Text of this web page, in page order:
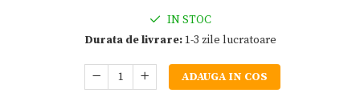
IN STOC
Durata de livrare:1-3 zile lucratoare
ADAUGA IN COS